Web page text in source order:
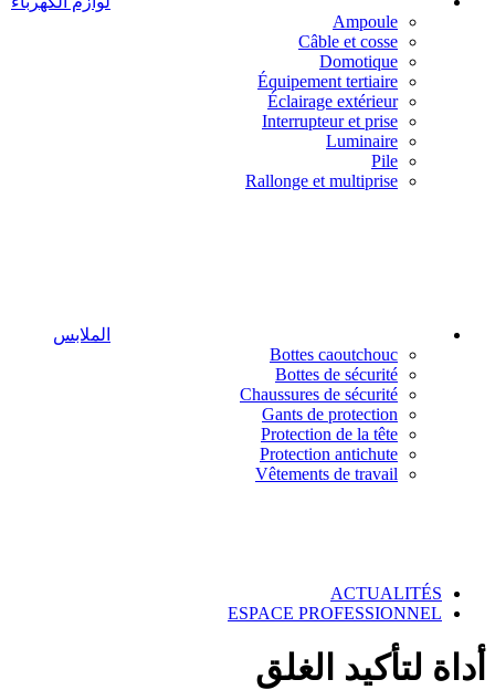
Ampoule
Câble et cosse
Domotique
Équipement tertiaire
Éclairage extérieur
Interrupteur et prise
Luminaire
Pile
Rallonge et multiprise
الملابس
Bottes caoutchouc
Bottes de sécurité
Chaussures de sécurité
Gants de protection
Protection de la tête
Protection antichute
Vêtements de travail
ACTUALITÉS
ESPACE PROFESSIONNEL
أداة لتأكيد الغلق